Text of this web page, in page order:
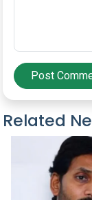
Post
Related